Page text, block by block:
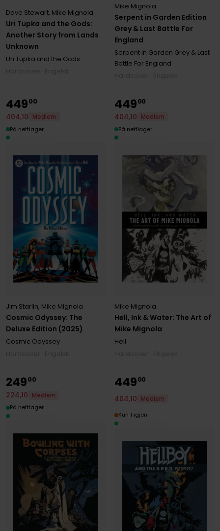
Uri Tupka and the Gods:
Another Story from Lands
Unknown
Dave Stewart, Mike Mignola
Uri Tupka and the Gods
Serpent in Garden Edition
Grey & Last Battle For
England
Mike Mignola
Serpent in Garden Grey & Last
Battle For England
Cosmic Odyssey: The
Deluxe Edition (2025)
Jim Starlin, Mike Mignola
Cosmic Odyssey
44900
404,10
Medlem
På nettlager
Hell, Ink & Water: The Art of
Mike Mignola
Mike Mignola
Hell
44900
404,10
Medlem
På nettlager
24900
224,10
Medlem
På nettlager
44900
404,10
Medlem
Kun 1 igjen